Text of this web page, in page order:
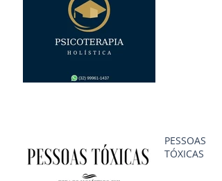
PESSOAS
TÓXICAS